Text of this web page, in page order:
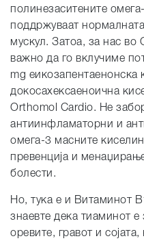
полинезаситените
поддржуваат
мускул. Затоа, за нас
важно да го вклучиме
mg еикозапентаенонска
докосахексаеноична
Orthomol Cardio. Не
антиинфламаторни и
омега-3 масните
превенција и
болести.
Но, тука е и Витаминот
знаевте дека тиаминот е
оревите, гравот и